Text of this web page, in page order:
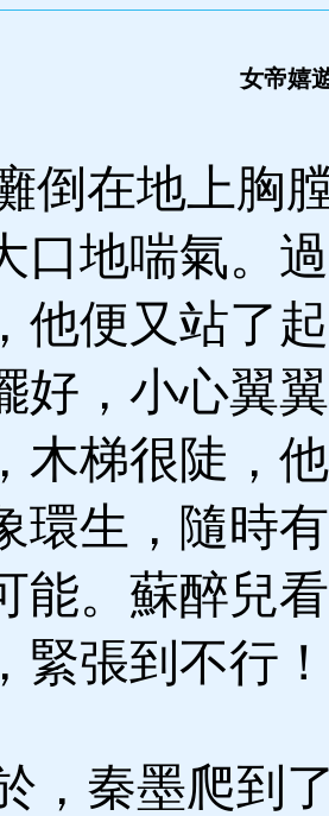
女帝嬉
倒在地上胸
口地喘氣。
他便又站了
好，小心翼
木梯很陡，
環生，隨時
能。蘇醉兒
緊張到不行！
，秦墨爬到